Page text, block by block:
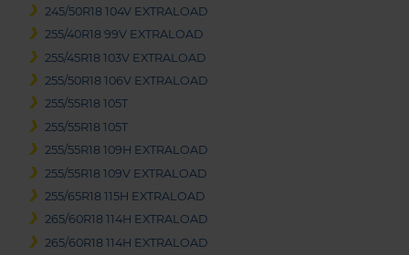
245/50R18 104V EXTRALOAD
255/40R18 99V EXTRALOAD
255/45R18 103V EXTRALOAD
255/50R18 106V EXTRALOAD
255/55R18 105T
255/55R18 105T
255/55R18 109H EXTRALOAD
255/55R18 109V EXTRALOAD
255/65R18 115H EXTRALOAD
265/60R18 114H EXTRALOAD
265/60R18 114H EXTRALOAD